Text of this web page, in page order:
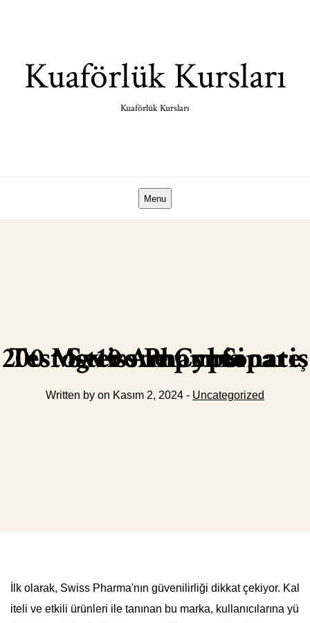
Kuaförlük Kursları
Kuaförlük Kursları
Menu
Swiss Pharma Testosterone Cypionate 200 Mg 10 Ampul Sipariş
Written by on Kasım 2, 2024 - Uncategorized
İlk olarak, Swiss Pharma'nın güvenilirliği dikkat çekiyor. Kal
iteli ve etkili ürünleri ile tanınan bu marka, kullanıcılarına yü